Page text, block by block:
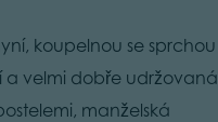
koupelnou se sprchou
a velmi dobře udržovaná
manželská